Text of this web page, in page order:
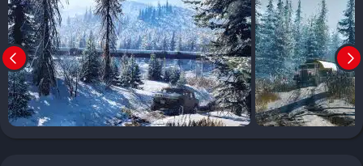
più difficili.
Pro e Contro
✔️ Pro
Fisica dei veicoli e del terreno al top della categoria
Mappe bellissime e incredibilmente dettagliate